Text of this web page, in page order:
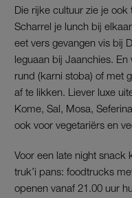
Die rijke cultuur zie je
Scharrel je lunch bij
eet vers gevangen vis bij
leguaan bij Jaanchies.
rund (karni stoba) of met
af te likken. Liever luxe
Kome, Sal, Mosa,
ook voor vegetariërs en
Voor een late night snack
truk’i pans: foodtrucks
openen vanaf 21.00 uur